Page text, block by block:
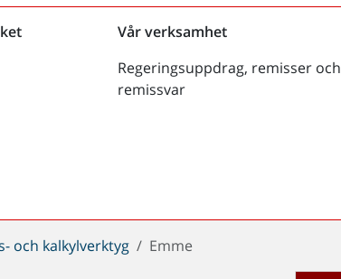
Vår verksamhet
Regeringsuppdrag, remisser och
remissvar
och kalkylverktyg Emme